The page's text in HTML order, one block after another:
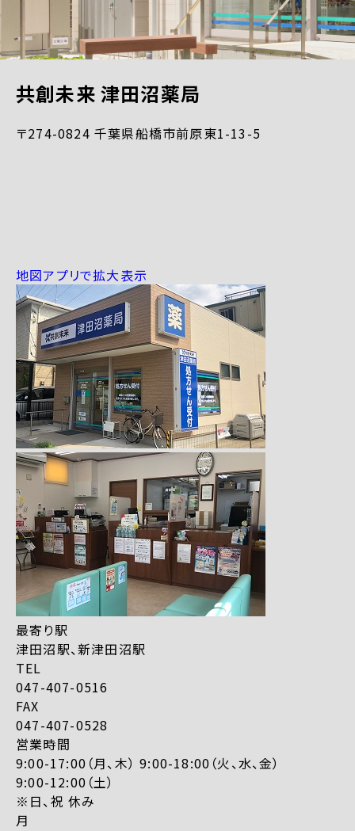
共創未来 津田沼薬局
〒274-0824 千葉県船橋市前原東1-13-5
地図アプリで拡大表示
最寄り駅
津田沼駅、新津田沼駅
TEL
047-407-0516
FAX
047-407-0528
営業時間
9:00-17:00（月、木） 9:00-18:00（火、水、金）
9:00-12:00（土）
※日、祝 休み
月